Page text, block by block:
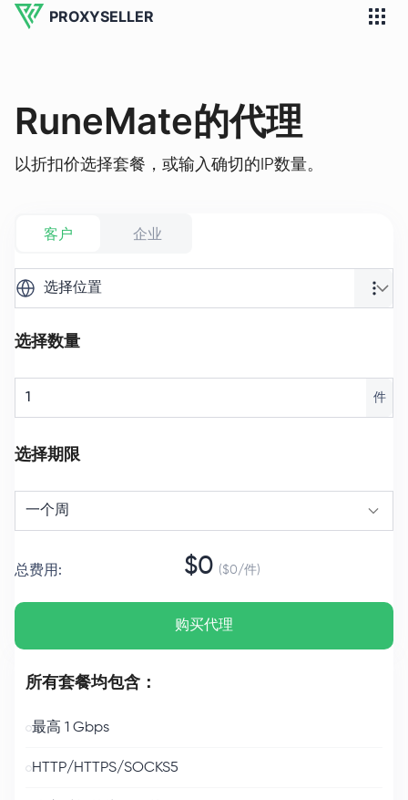
PROXYSELLER
RuneMate的代理
以折扣价选择套餐，或输入确切的IP数量。
客户 企业
选择位置
选择数量
件
选择期限
一个周
总费用 : $0 ($0/件)
购买代理
所有套餐均包含：
最高 1 Gbps
HTTP/HTTPS/SOCKS5